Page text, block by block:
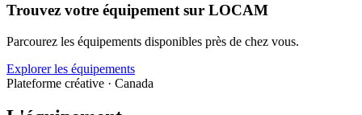
Trouvez votre équipement sur LOCAM
Parcourez les équipements disponibles près de chez vous.
Explorer les équipements
Plateforme créative · Canada